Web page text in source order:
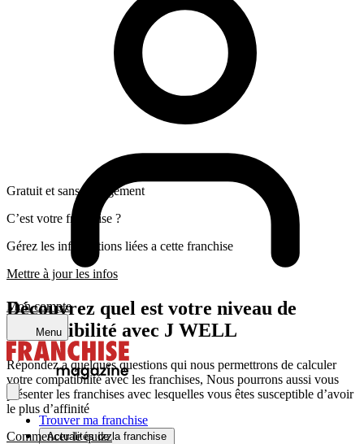
Mon compte
Menu
Trouver ma franchise
Actualités de la franchise
Gratuit et sans engagement
C’est votre franchise ?
Gérez les informations liées a cette franchise
Mettre à jour les infos
Découvrez quel est votre niveau de
compatibilité avec J WELL
Répondez a quelques questions qui nous permettrons de calculer
votre compatibilité avec les franchises, Nous pourrons aussi vous
présenter les franchises avec lesquelles vous êtes susceptible d’avoir
le plus d’affinité
Commencer le quizz